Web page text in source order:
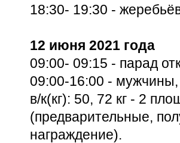
18:30- 19:30 -
12 июня 2021 года
09:00- 09:15 - парад
09:00-16:00 - мужчины,
в/к(кг): 50, 72 кг - 2
(предварительные,
награждение).